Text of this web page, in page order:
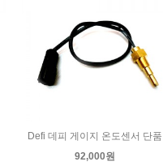
Defi 데피 게이지 온도센서 단품
92,000원